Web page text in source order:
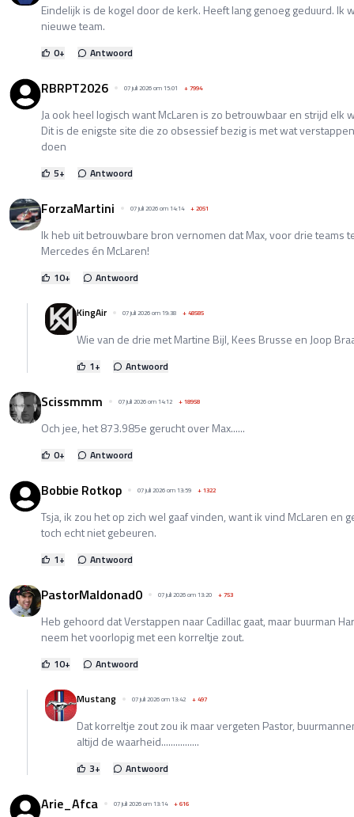
Eindelijk is de kogel door de kerk. Heeft lang genoeg geduurd. Ik
nieuwe team.
0+ Antwoord
RBRPT2026 07 juli 2026 om 15:01 +7994
Ja ook heel logisch want McLaren is zo betrouwbaar en strijd elk
Dit is de enigste site die zo obsessief bezig is met wat
doen
5+ Antwoord
ForzaMartini 07 juli 2026 om 14:14 +2051
Ik heb uit betrouwbare bron vernomen dat Max, voor drie teams
Mercedes én McLaren!
10+ Antwoord
KingAir 07 juli 2026 om 19:38 +48585
Wie van de drie met Martine Bijl, Kees Brusse en Joop
1+ Antwoord
Scissmmm 07 juli 2026 om 14:12 +18958
Och jee, het 873.985e gerucht over Max......
0+ Antwoord
Bobbie Rotkop 07 juli 2026 om 13:59 +1322
Tsja, ik zou het op zich wel gaaf vinden, want ik vind McLaren en
toch echt niet gebeuren.
1+ Antwoord
PastorMaldonad0 07 juli 2026 om 13:20 +753
Heb gehoord dat Verstappen naar Cadillac gaat, maar buurman
neem het voorlopig met een korreltje zout.
10+ Antwoord
Mustang 07 juli 2026 om 13:42 +497
Dat korreltje zout zou ik maar vergeten Pastor,
altijd de waarheid................
3+ Antwoord
Arie_Afca 07 juli 2026 om 13:14 +616